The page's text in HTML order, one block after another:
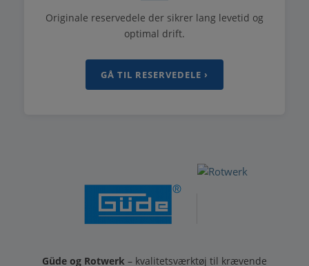
Originale reservedele der sikrer lang levetid og
optimal drift.
GÅ TIL RESERVEDELE ›
Güde og Rotwerk – kvalitetsværktøj til krævende